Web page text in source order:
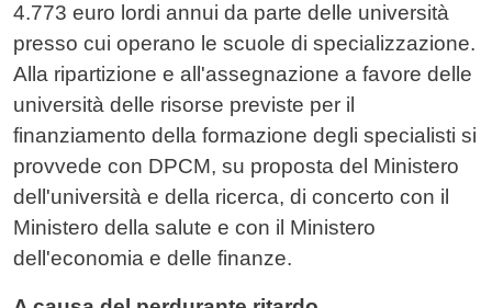
4.773 euro lordi annui da parte delle università
presso cui operano le scuole di specializzazione.
Alla ripartizione e all'assegnazione a favore delle
università delle risorse previste per il
finanziamento della formazione degli specialisti si
provvede con DPCM, su proposta del Ministero
dell'università e della ricerca, di concerto con il
Ministero della salute e con il Ministero
dell'economia e delle finanze.